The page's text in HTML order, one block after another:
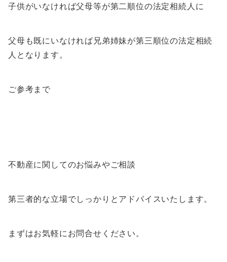
子供がいなければ父母等が第二順位の法定相続人に
父母も既にいなければ兄弟姉妹が第三順位の法定相続
人となります。
ご参考まで
不動産に関してのお悩みやご相談
第三者的な立場でしっかりとアドバイスいたします。
まずはお気軽にお問合せください。